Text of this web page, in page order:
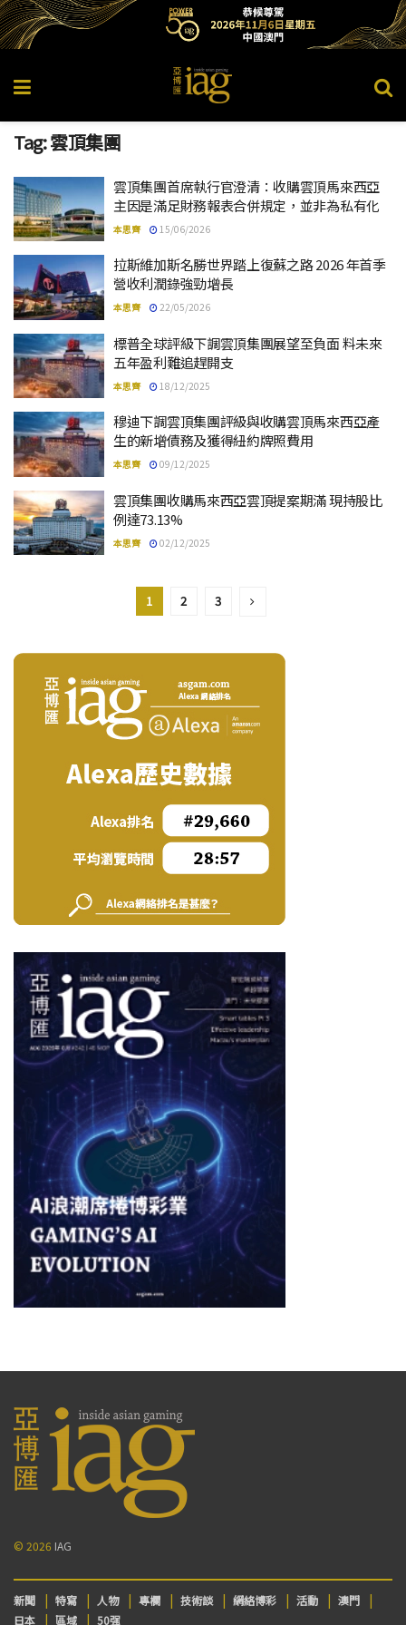
Tag:雲頂集團
雲頂集團首席執行官澄清：收購雲頂馬來西亞
主因是滿足財務報表合併規定，並非為私有化
本思齊 15/06/2026
拉斯維加斯名勝世界踏上復蘇之路 2026 年首季
營收利潤錄強勁增長
本思齊 22/05/2026
標普全球評級下調雲頂集團展望至負面 料未來
五年盈利難追趕開支
本思齊 18/12/2025
穆迪下調雲頂集團評級與收購雲頂馬來西亞產
生的新增債務及獲得紐約牌照費用
本思齊 09/12/2025
雲頂集團收購馬來西亞雲頂提案期滿 現持股比
例達73.13%
本思齊 02/12/2025
1 2 3
© 2026 IAG
新聞 特寫 人物 專欄 技術談 網絡博彩 活動
澳門
日本
區域 50强